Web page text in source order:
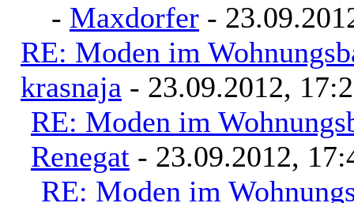
- Maxdorfer -
RE: Moden im
krasnaja - 23.09.2012,
RE: Moden im
Renegat - 23.09.2012,
RE: Moden im